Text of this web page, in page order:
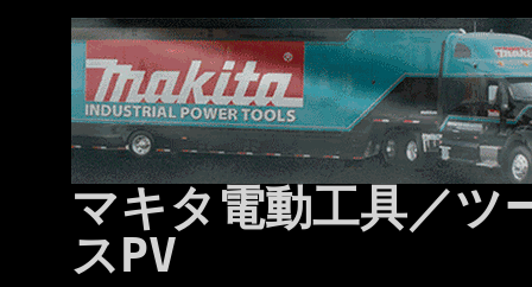
マキタ電動工具／
スPV